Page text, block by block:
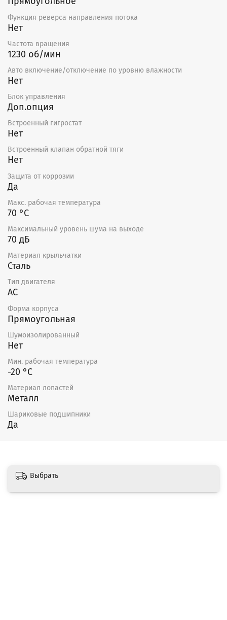
Функция реверса направления потока
Нет
Частота вращения
1230 об/мин
Авто включение/отключение по уровню влажности
Нет
Блок управления
Доп.опция
Встроенный гигростат
Нет
Встроенный клапан обратной тяги
Нет
Защита от коррозии
Да
Макс. рабочая температура
70 °С
Максимальный уровень шума на выходе
70 дБ
Материал крыльчатки
Сталь
Тип двигателя
AC
Форма корпуса
Прямоугольная
Шумоизолированный
Нет
Мин. рабочая температура
-20 °С
Материал лопастей
Металл
Шариковые подшипники
Да
Выбрать